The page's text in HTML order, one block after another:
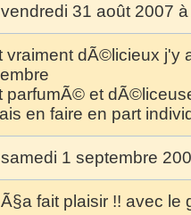
31 août 2007
vraiment dÃ©licieux j'y
parfumÃ© et
en faire en part
1 septembre
fait plaisir !! avec le